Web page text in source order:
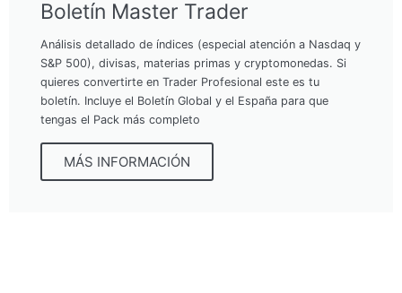
Boletín Master Trader
Análisis detallado de índices (especial atención a Nasdaq y
S&P 500), divisas, materias primas y cryptomonedas. Si
quieres convertirte en Trader Profesional este es tu
boletín. Incluye el Boletín Global y el España para que
tengas el Pack más completo
MÁS INFORMACIÓN